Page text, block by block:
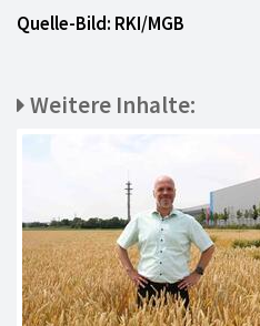
Quelle-Bild: RKI/MGB
Weitere Inhalte: